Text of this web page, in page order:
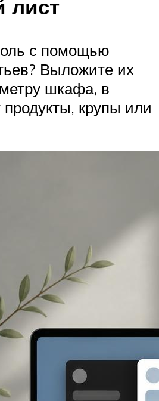
лист
с помощью
Выложите их
шкафа, в
крупы или